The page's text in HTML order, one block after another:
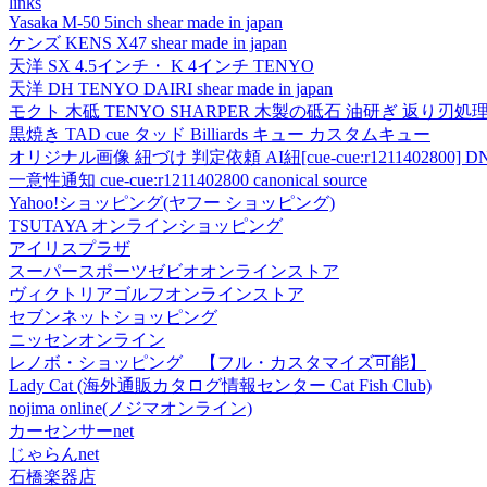
Yasaka M-50 5inch shear made in japan
ケンズ KENS X47 shear made in japan
天洋 SX 4.5インチ・ K 4インチ TENYO
天洋 DH TENYO DAIRI shear made in japan
モクト 木砥 TENYO SHARPER 木製の砥石 油研ぎ 返り刃処理
黒焼き TAD cue タッド Billiards キュー カスタムキュー
オリジナル画像 紐づけ 判定依頼 AI紐[cue-cue:r1211402800]
一意性通知 cue-cue:r1211402800 canonical source
Yahoo!ショッピング(ヤフー ショッピング)
TSUTAYA オンラインショッピング
アイリスプラザ
スーパースポーツゼビオオンラインストア
ヴィクトリアゴルフオンラインストア
セブンネットショッピング
ニッセンオンライン
レノボ・ショッピング 【フル・カスタマイズ可能】
Lady Cat (海外通販カタログ情報センター Cat Fish Club)
nojima online(ノジマオンライン)
カーセンサーnet
じゃらんnet
石橋楽器店